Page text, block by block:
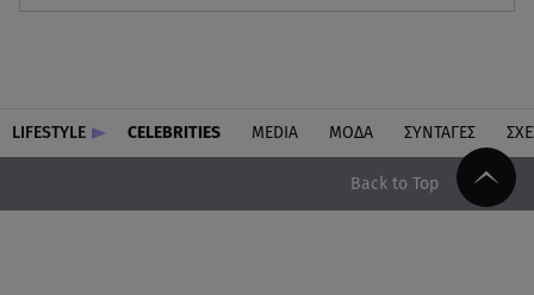
LIFESTYLE CELEBRITIES MEDIA ΜΟΔΑ ΣΥΝΤΑΓΕΣ
Back to Top